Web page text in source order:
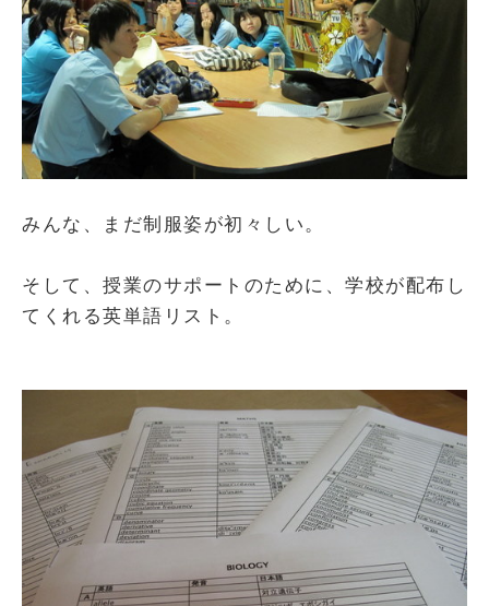
みんな、まだ制服姿が初々しい。
そして、授業のサポートのために、学校が配布し
てくれる英単語リスト。